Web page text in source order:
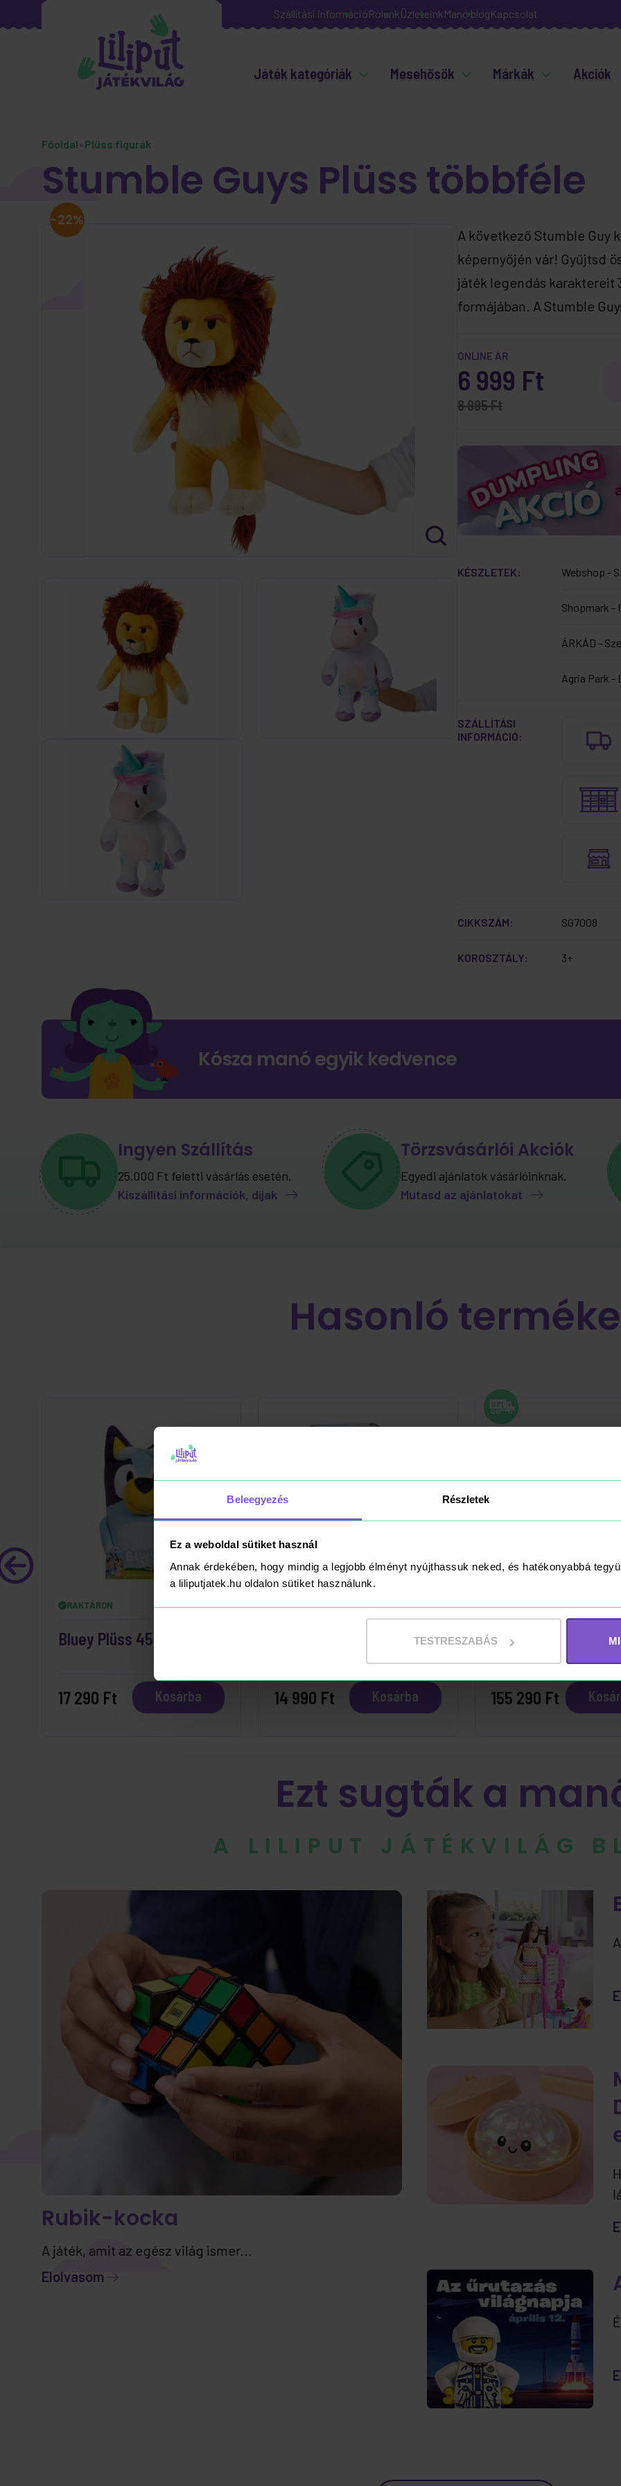
Beleegyezés Részletek
Ez a weboldal sütiket használ
Annak érdekében, hogy mindig a legjobb élményt nyújthassuk neked, és hatékonyabbá
a liliputjatek.hu oldalon sütiket használunk.
TESTRESZABÁS
Szállítási információRólunk Üzleteink Manó blogKapcsolat
Játék kategóriák Mesehősök Márkák Akciók
Főoldal»Plüss figurák
Stumble Guys Plüss többféle
-22%
A következő Stumble Guy
képernyőjén vár! Gyűjtsd
játék legendás karaktereit
formájában. A Stumble
ONLINE ÁR
6 999 Ft
8 995 Ft
KÉSZLETEK: Webshop -
Shopmark -
ÁRKÁD -
Agria Park -
SZÁLLÍTÁSI
INFORMÁCIÓ:
CIKKSZÁM: SG7008
KOROSZTÁLY: 3+
Kósza manó egyik kedvence
Ingyen Szállítás
25.000 Ft feletti vásárlás esetén.
Kiszállítási információk, díjak
Törzsvásárlói Akciók
Egyedi ajánlatok vásárlóinknak.
Mutasd az ajánlatokat
Hasonló
RAKTÁRON
Bluey Plüss 45 cm
17 290 Ft Kosárba
RAKTÁRON
Interaktív Pandi Plüss
Figura 30 cm
14 990 Ft
Kosárba
RAKTÁRON
Barbie Álomház
155 290 Ft
Ezt sugták a
A LILIPUT JÁTÉKVILÁG
Rubik-kocka
A játék, amit az egész világ ismer...
Elolvasom